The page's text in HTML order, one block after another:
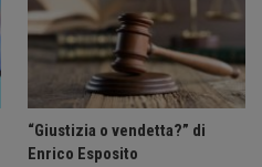
“Giustizia o vendetta?” di
Enrico Esposito